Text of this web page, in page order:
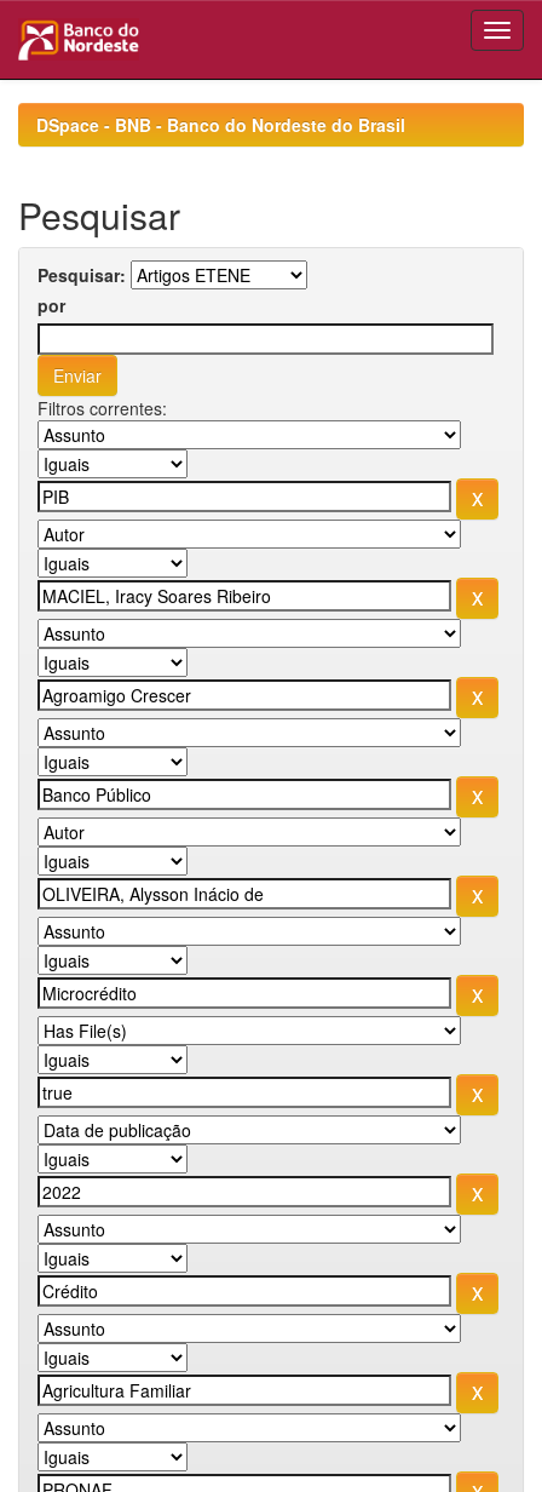
navigationDSpace - BNB - Banco do Nordeste do Brasil
Pesquisar
Pesquisar:
por
Filtros correntes: